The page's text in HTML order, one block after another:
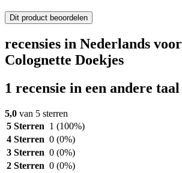
Dit product beoordelen
recensies in Nederlands
Colognette Doekjes
1 recensie in een andere taal
5,0 van 5 sterren
5 Sterren 1 (100%)
4 Sterren 0 (0%)
3 Sterren 0 (0%)
2 Sterren 0 (0%)